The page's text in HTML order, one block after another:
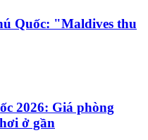
Quốc: "Maldives thu
2026: Giá phòng
ở gần